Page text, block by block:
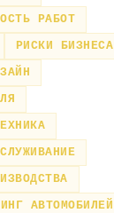
РАБОТ
РИСКИ БИЗНЕСА
АВТОМОБИЛЕЙ